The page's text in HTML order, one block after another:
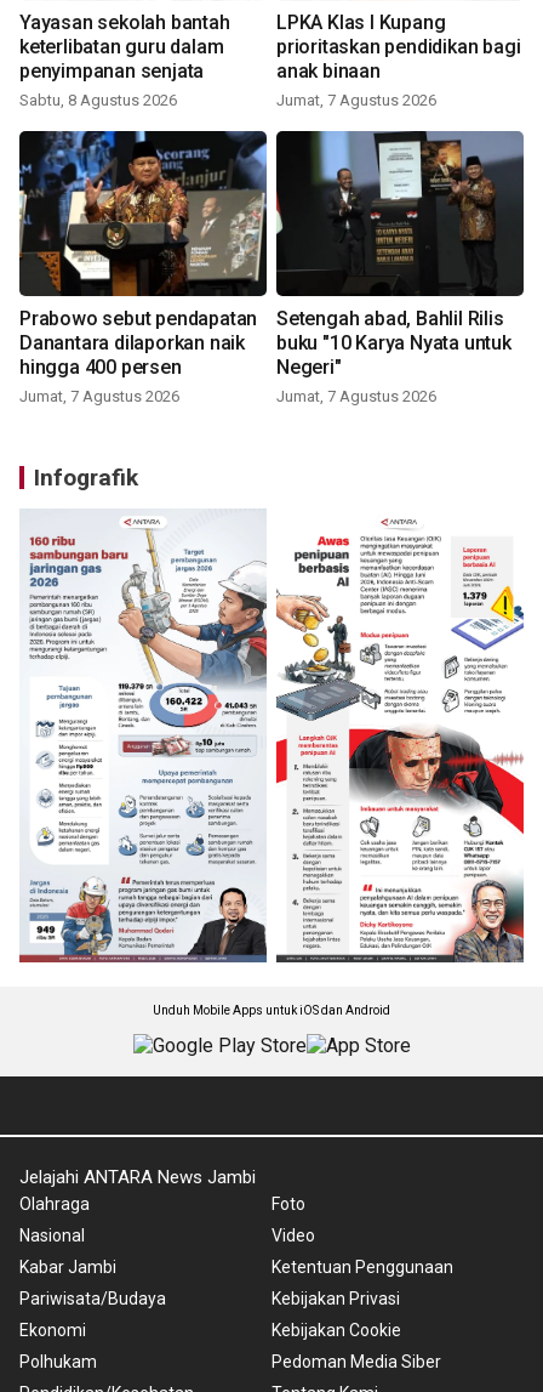
Yayasan sekolah bantah
keterlibatan guru dalam
penyimpanan senjata
Sabtu, 8 Agustus 2026
LPKA Klas I Kupang
prioritaskan pendidikan bagi
anak binaan
Jumat, 7 Agustus 2026
Prabowo sebut pendapatan
Danantara dilaporkan naik
hingga 400 persen
Jumat, 7 Agustus 2026
Setengah abad, Bahlil Rilis
buku "10 Karya Nyata untuk
Negeri"
Jumat, 7 Agustus 2026
Infografik
Unduh Mobile Apps untuk iOS dan Android
Jelajahi ANTARA News Jambi
Olahraga
Nasional
Kabar Jambi
Pariwisata/Budaya
Ekonomi
Polhukam
Foto
Video
Ketentuan Penggunaan
Kebijakan Privasi
Kebijakan Cookie
Pedoman Media Siber